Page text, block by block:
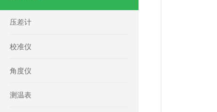
压差计
校准仪
角度仪
测温表